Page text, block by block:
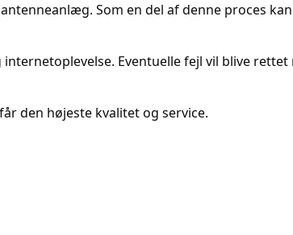
Som en del af denne proces
Eventuelle fejl vil blive rettet
den højeste kvalitet og service.